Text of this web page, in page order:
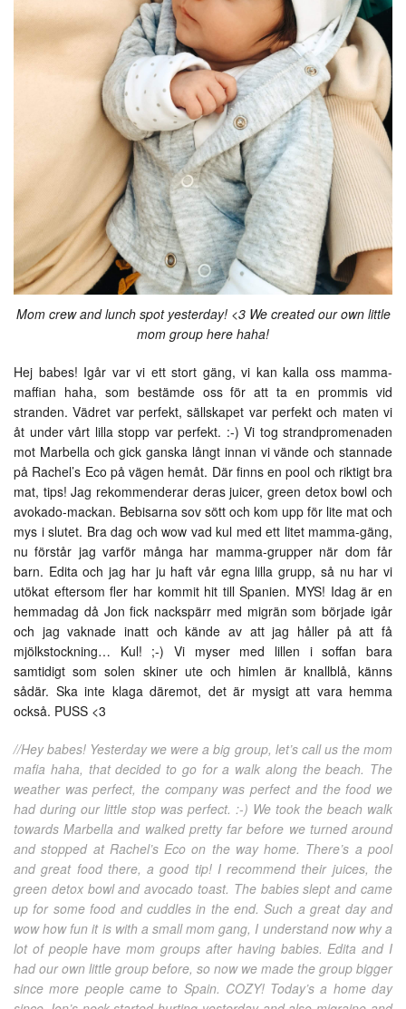
Mom crew and lunch spot yesterday! <3 We created our own little
mom group here haha!
Hej babes! Igår var vi ett stort gäng, vi kan kalla oss mamma-
maffian haha, som bestämde oss för att ta en prommis vid
stranden. Vädret var perfekt, sällskapet var perfekt och maten vi
åt under vårt lilla stopp var perfekt. :-) Vi tog strandpromenaden
mot Marbella och gick ganska långt innan vi vände och stannade
på Rachel’s Eco på vägen hemåt. Där finns en pool och riktigt bra
mat, tips! Jag rekommenderar deras juicer, green detox bowl och
avokado-mackan. Bebisarna sov sött och kom upp för lite mat och
mys i slutet. Bra dag och wow vad kul med ett litet mamma-gäng,
nu förstår jag varför många har mamma-grupper när dom får
barn. Edita och jag har ju haft vår egna lilla grupp, så nu har vi
utökat eftersom fler har kommit hit till Spanien. MYS! Idag är en
hemmadag då Jon fick nackspärr med migrän som började igår
och jag vaknade inatt och kände av att jag håller på att få
mjölkstockning… Kul! ;-) Vi myser med lillen i soffan bara
samtidigt som solen skiner ute och himlen är knallblå, känns
sådär. Ska inte klaga däremot, det är mysigt att vara hemma
också. PUSS <3
//Hey babes! Yesterday we were a big group, let’s call us the mom
mafia haha, that decided to go for a walk along the beach. The
weather was perfect, the company was perfect and the food we
had during our little stop was perfect. :-) We took the beach walk
towards Marbella and walked pretty far before we turned around
and stopped at Rachel’s Eco on the way home. There’s a pool
and great food there, a good tip! I recommend their juices, the
green detox bowl and avocado toast. The babies slept and came
up for some food and cuddles in the end. Such a great day and
wow how fun it is with a small mom gang, I understand now why a
lot of people have mom groups after having babies. Edita and I
had our own little group before, so now we made the group bigger
since more people came to Spain. COZY! Today’s a home day